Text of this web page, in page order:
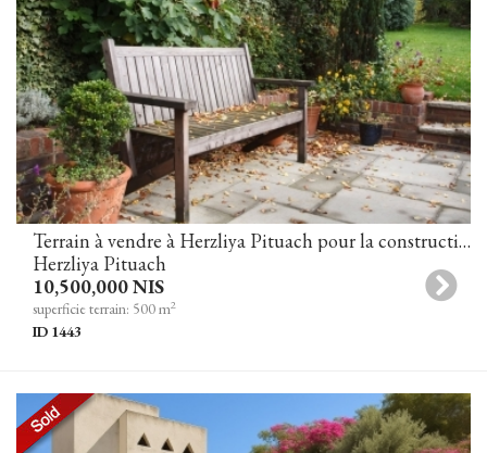
Terrain à vendre à Herzliya Pituach pour la construction d'une maison privée dans un excellent emplacement
Herzliya Pituach
10,500,000 NIS
superficie terrain: 500 m2
ID 1443